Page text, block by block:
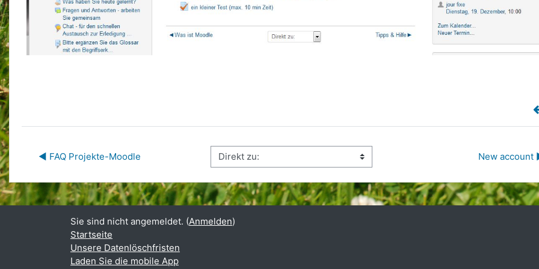
◀︎ FAQ Projekte-Moodle Direkt zu: New account
Sie sind nicht angemeldet. (Anmelden)
Startseite
Unsere Datenlöschfristen
Laden Sie die mobile App